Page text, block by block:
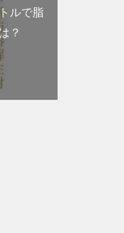
ルで脂
？